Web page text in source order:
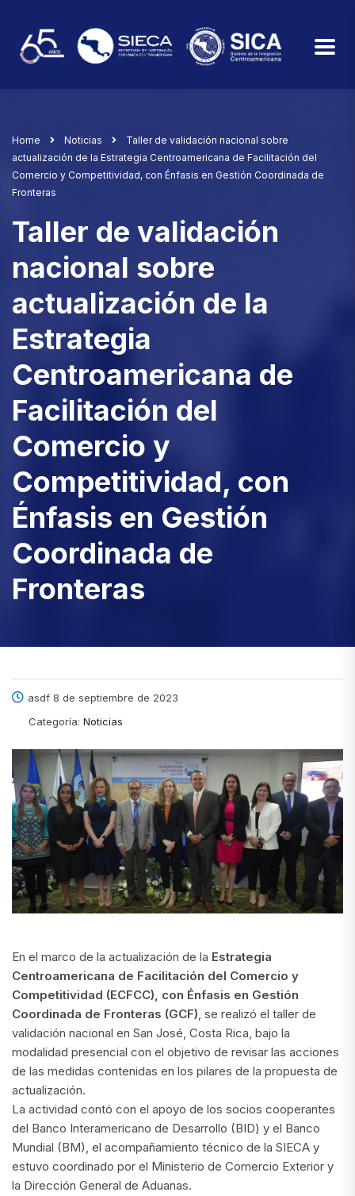
Home Noticias
Taller de validación nacional sobre
actualización de la Estrategia Centroamericana de Facilitación del
Comercio y Competitividad, con Énfasis en Gestión Coordinada de
Fronteras
Taller de validación
nacional sobre
actualización de la
Estrategia
Centroamericana de
Facilitación del
Comercio y
Competitividad, con
Énfasis en Gestión
Coordinada de
Fronteras
asdf 8 de septiembre de 2023
Categoría: Noticias
En el marco de la actualización de la Estrategia
Centroamericana de Facilitación del Comercio y
Competitividad (ECFCC), con Énfasis en Gestión
Coordinada de Fronteras (GCF), se realizó el taller de
validación nacional en San José, Costa Rica, bajo la
modalidad presencial con el objetivo de revisar las acciones
de las medidas contenidas en los pilares de la propuesta de
actualización.
La actividad contó con el apoyo de los socios cooperantes
del Banco Interamericano de Desarrollo (BID) y el Banco
Mundial (BM), el acompañamiento técnico de la SIECA y
estuvo coordinado por el Ministerio de Comercio Exterior y
la Dirección General de Aduanas.